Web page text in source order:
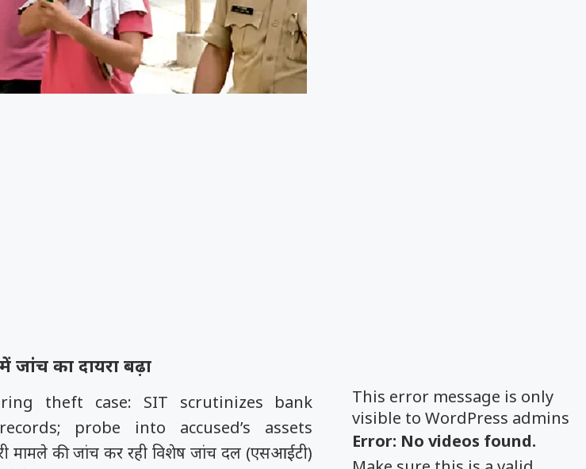
जांच का दायरा बढ़ा
theft case: SIT scrutinizes bank
probe into accused’s assets
मामले की जांच कर रही विशेष जांच दल (एसआईटी)
This error message is only
visible to WordPress admins
Error: No videos found.